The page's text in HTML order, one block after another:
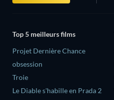
Top 5 meilleurs films
Projet Dernière Chance
obsession
Troie
Le Diable s'habille en Prada 2